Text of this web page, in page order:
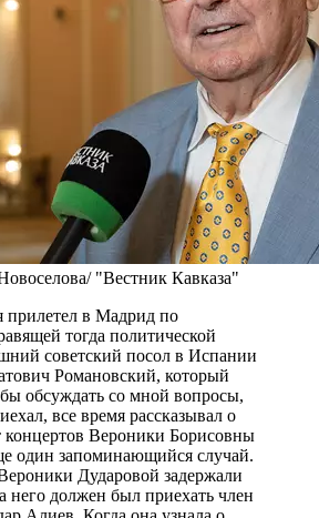
"Вестник Кавказа"
прилетел в Мадрид по
тогда политической
советский посол в Испании
Романовский, который
обсуждать со мной вопросы,
все время рассказывал о
концертов Вероники Борисовны
один запоминающийся случай.
Дударовой задержали
него должен был приехать член